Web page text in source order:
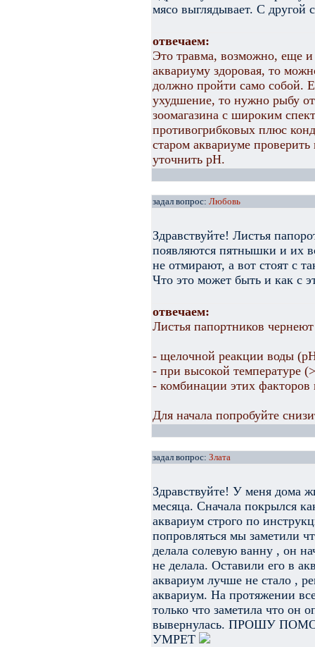
мясо выглядывает. С другой
отвечаем:
Это травма, возможно, еще
аквариуму здоровая, то
должно пройти само собой.
ухудшение, то нужно рыбу
зоомагазина с широким
противогрибковых плюс
старом аквариуме
уточнить рН.
задал вопрос: Любовь
Здравствуйте! Листья
появляются пятнышки и их
не отмирают, а вот стоят с
Что это может быть и как с
отвечаем:
Листья папортников
- щелочной реакции воды
- при высокой температуре
- комбинации этих факторов
Для начала попробуйте
задал вопрос: Злата
Здравствуйте! У меня дома
месяца. Сначала покрылся
аквариум строго по
попровляться мы заметили
делала солевую ванну , он
не делала. Оставили его в
аквариум лучше не стало ,
аквариум. На протяжении
только что заметила что он
вывернулась. ПРОШУ
УМРЕТ